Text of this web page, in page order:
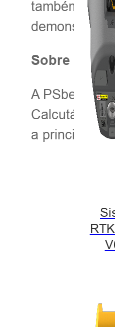
também
Sobre
A PSbedi
Calcutá,
a principal